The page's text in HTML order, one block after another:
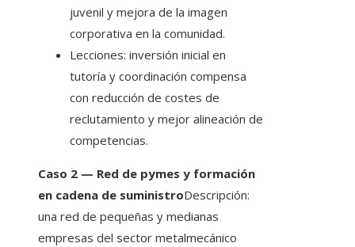
juvenil y mejora de la imagen
corporativa en la comunidad.
Lecciones: inversión inicial en
tutoría y coordinación compensa
con reducción de costes de
reclutamiento y mejor alineación de
competencias.
Caso 2 — Red de pymes y formación
en cadena de suministroDescripción:
una red de pequeñas y medianas
empresas del sector metalmecánico